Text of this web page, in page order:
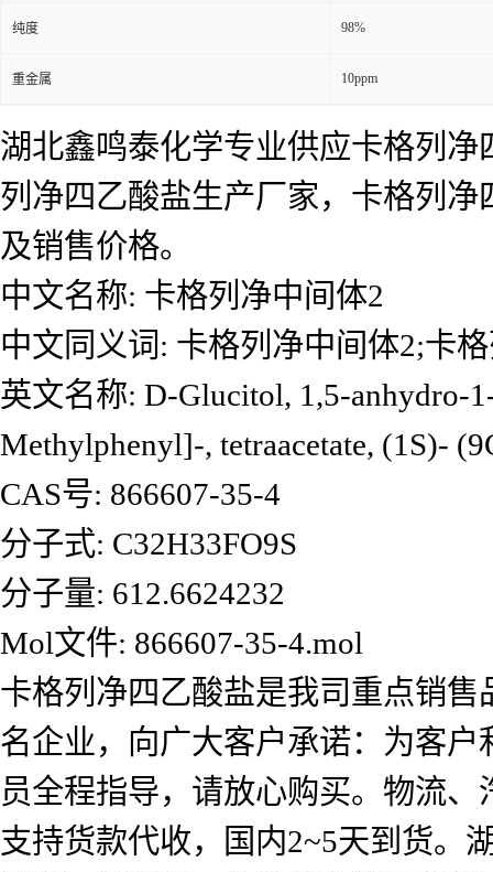
纯度 98%
重金属 10ppm
湖北鑫鸣泰化学专业供应卡格列
列净四乙酸盐生产厂家，卡格列
及销售价格。
中文名称: 卡格列净中间体2
中文同义词: 卡格列净中间体2;卡
英文名称: D-Glucitol, 1,5-
Methylphenyl]-, tetraacetate, (1S)-
CAS号: 866607-35-4
分子式: C32H33FO9S
分子量: 612.6624232
Mol文件: 866607-35-4.mol
卡格列净四乙酸盐是我司重点销
名企业，向广大客户承诺：为客
员全程指导，请放心购买。物流
支持货款代收，国内2~5天到货。